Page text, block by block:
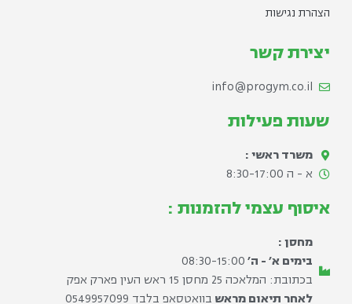
הצהרת נגישות
יצירת קשר
info@progym.co.il
שעות פעילות
משרד ראשי :
א - ה 8:30-17:00​
איסוף עצמי להזמנות :
מחסן :
בימים א׳ - ה׳08:30-15:00
בכתובת: המלאכה 25 מחסן 15 ראש העין פארק אפק
לאחר תיאום מראש בוואטסאפ בלבד ⁦0549957099⁩